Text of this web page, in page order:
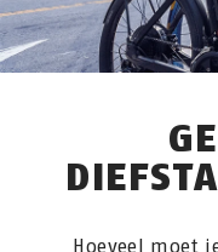
Hoeveel moet